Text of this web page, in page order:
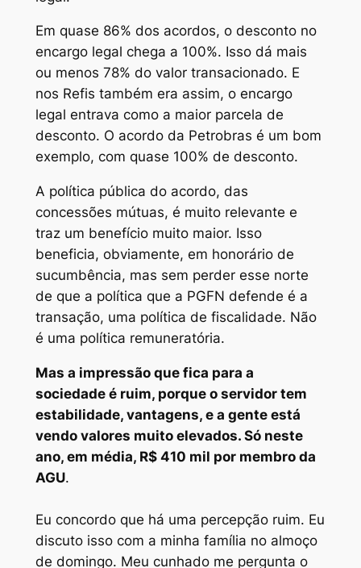
Em quase 86% dos acordos, o desconto no
encargo legal chega a 100%. Isso dá mais
ou menos 78% do valor transacionado. E
nos Refis também era assim, o encargo
legal entrava como a maior parcela de
desconto. O acordo da Petrobras é um bom
exemplo, com quase 100% de desconto.
A política pública do acordo, das
concessões mútuas, é muito relevante e
traz um benefício muito maior. Isso
beneficia, obviamente, em honorário de
sucumbência, mas sem perder esse norte
de que a política que a PGFN defende é a
transação, uma política de fiscalidade. Não
é uma política remuneratória.
Mas a impressão que fica para a
sociedade é ruim, porque o servidor tem
estabilidade, vantagens, e a gente está
vendo valores muito elevados. Só neste
ano, em média, R$ 410 mil por membro da
AGU.
Eu concordo que há uma percepção ruim. Eu
discuto isso com a minha família no almoço
de domingo. Meu cunhado me pergunta o